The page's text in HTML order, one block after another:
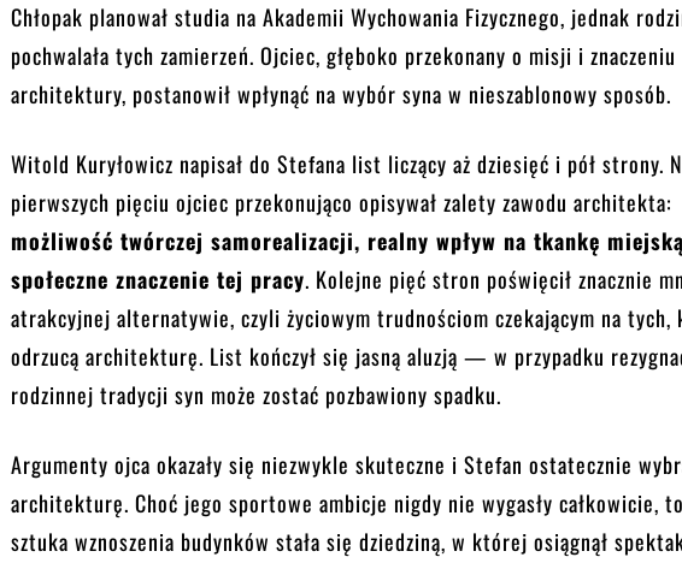
Chłopak planował studia na Akademii Wychowania Fizycznego, jednak
pochwalała tych zamierzeń. Ojciec, głęboko przekonany o misji i znaczeniu
architektury, postanowił wpłynąć na wybór syna w nieszablonowy sposób.
Witold Kuryłowicz napisał do Stefana list liczący aż dziesięć i pół strony.
pierwszych pięciu ojciec przekonująco opisywał zalety zawodu architekta:
możliwość twórczej samorealizacji, realny wpływ na tkankę
społeczne znaczenie tej pracy. Kolejne pięć stron poświęcił znacznie
atrakcyjnej alternatywie, czyli życiowym trudnościom czekającym na tych,
odrzucą architekturę. List kończył się jasną aluzją — w przypadku
rodzinnej tradycji syn może zostać pozbawiony spadku.
Argumenty ojca okazały się niezwykle skuteczne i Stefan ostatecznie
architekturę. Choć jego sportowe ambicje nigdy nie wygasły całkowicie,
sztuka wznoszenia budynków stała się dziedziną, w której osiągnął